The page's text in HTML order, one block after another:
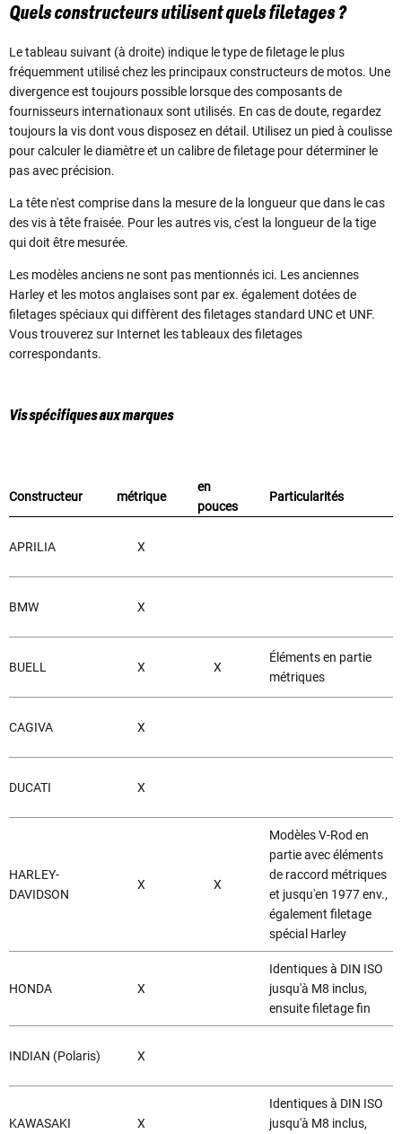
Quels constructeurs utilisent quels filetages ?
Le tableau suivant (à droite) indique le type de filetage le plus
fréquemment utilisé chez les principaux constructeurs de motos. Une
divergence est toujours possible lorsque des composants de
fournisseurs internationaux sont utilisés. En cas de doute, regardez
toujours la vis dont vous disposez en détail. Utilisez un pied à coulisse
pour calculer le diamètre et un calibre de filetage pour déterminer le
pas avec précision.
La tête n'est comprise dans la mesure de la longueur que dans le cas
des vis à tête fraisée. Pour les autres vis, c'est la longueur de la tige
qui doit être mesurée.
Les modèles anciens ne sont pas mentionnés ici. Les anciennes
Harley et les motos anglaises sont par ex. également dotées de
filetages spéciaux qui diffèrent des filetages standard UNC et UNF.
Vous trouverez sur Internet les tableaux des filetages
correspondants.
Vis spécifiques aux marques
Constructeur métrique
en
pouces
Particularités
APRILIA X
BMW X
BUELL X X
Éléments en partie
métriques
CAGIVA X
DUCATI X
HARLEY-
DAVIDSON
X X
Modèles V-Rod en
partie avec éléments
de raccord métriques
et jusqu'en 1977 env.,
également filetage
spécial Harley
HONDA X
Identiques à DIN ISO
jusqu'à M8 inclus,
ensuite filetage fin
INDIAN (Polaris) X
KAWASAKI X
Identiques à DIN ISO
jusqu'à M8 inclus,